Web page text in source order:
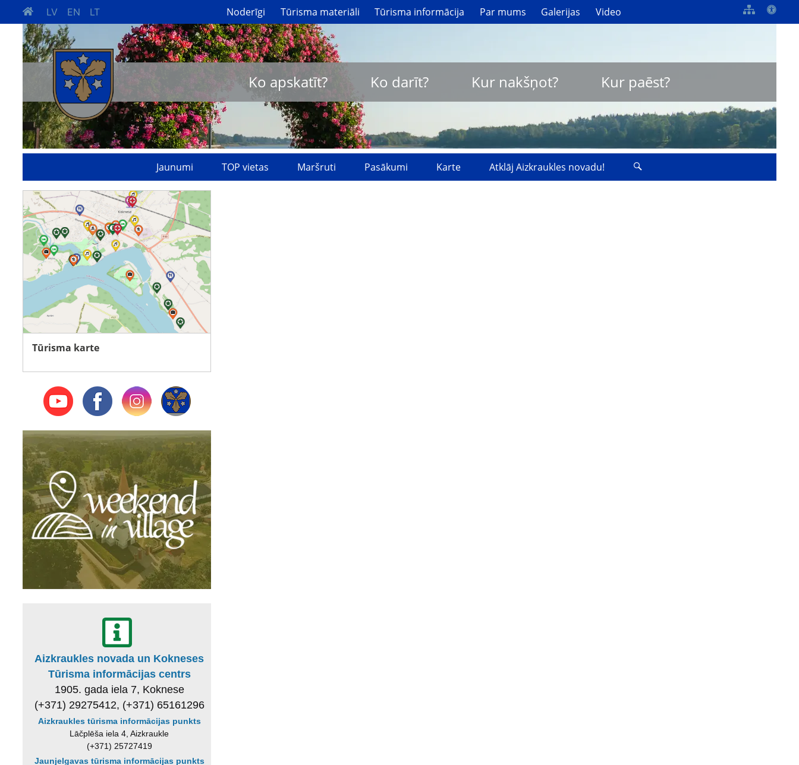
LV EN LT Noderīgi Tūrisma materiāli Tūrisma informācija Par mums Galerijas Video
Ko apskatīt? Ko darīt? Kur nakšņot? Kur paēst?
Jaunumi TOP vietas Maršruti Pasākumi Karte Atklāj Aizkraukles novadu!
Tūrisma karte
Aizkraukles novada un Kokneses
Tūrisma informācijas centrs
1905. gada iela 7, Koknese
(+371) 29275412, (+371) 65161296
Aizkraukles tūrisma informācijas punkts
Lāčplēša iela 4, Aizkraukle
(+371) 25727419
Jaunjelgavas tūrisma informācijas punkts